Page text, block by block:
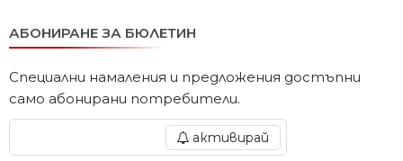
АБОНИРАНЕ ЗА БЮЛЕТИН
Специални намаления и предложения достъпни
само абонирани потребители.
активирай